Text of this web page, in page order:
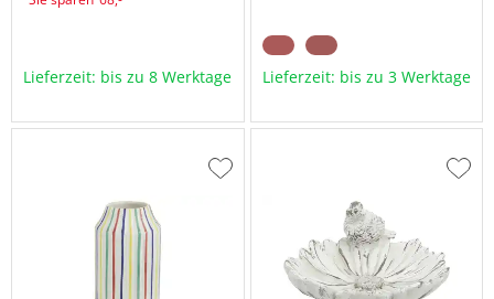
Lieferzeit: bis zu 8 Werktage Lieferzeit: bis zu 3 Werktage
Zur
Zur